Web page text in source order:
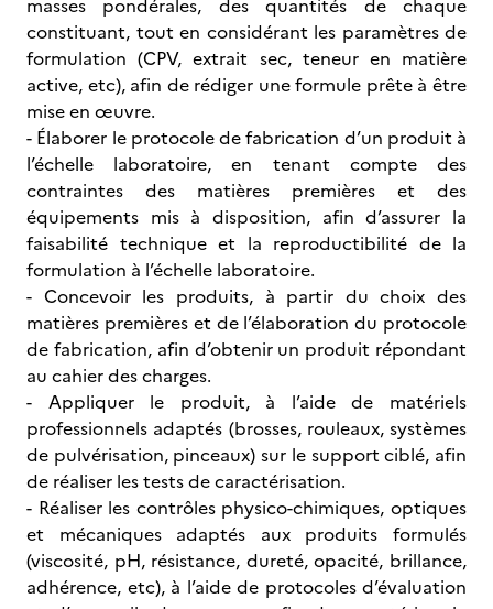
masses pondérales, des quantités de chaque
constituant, tout en considérant les paramètres de
formulation (CPV, extrait sec, teneur en matière
active, etc), afin de rédiger une formule prête à être
mise en œuvre.
- Élaborer le protocole de fabrication d’un produit à
l’échelle laboratoire, en tenant compte des
contraintes des matières premières et des
équipements mis à disposition, afin d’assurer la
faisabilité technique et la reproductibilité de la
formulation à l’échelle laboratoire.
- Concevoir les produits, à partir du choix des
matières premières et de l’élaboration du protocole
de fabrication, afin d’obtenir un produit répondant
au cahier des charges.
- Appliquer le produit, à l’aide de matériels
professionnels adaptés (brosses, rouleaux, systèmes
de pulvérisation, pinceaux) sur le support ciblé, afin
de réaliser les tests de caractérisation.
- Réaliser les contrôles physico-chimiques, optiques
et mécaniques adaptés aux produits formulés
(viscosité, pH, résistance, dureté, opacité, brillance,
adhérence, etc), à l’aide de protocoles d’évaluation